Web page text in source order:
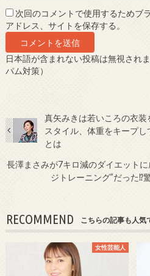
次回のコメントで使用するためブ
アドレス、サイトを保存する。
日本語が含まれない投稿は無視され
パム対策）
真矢みきは若いころの衣
スタイル、体重をキープ
とは
長澤まさみが7キロ減のダイエット
ジトレーニング”だった⁉
RECOMMEND こちらの記事も人気
女性芸能人